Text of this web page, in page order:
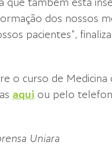
que também está
dos nossos
pacientes”,
o curso de Medicina
aqui ou pelo
Uniara